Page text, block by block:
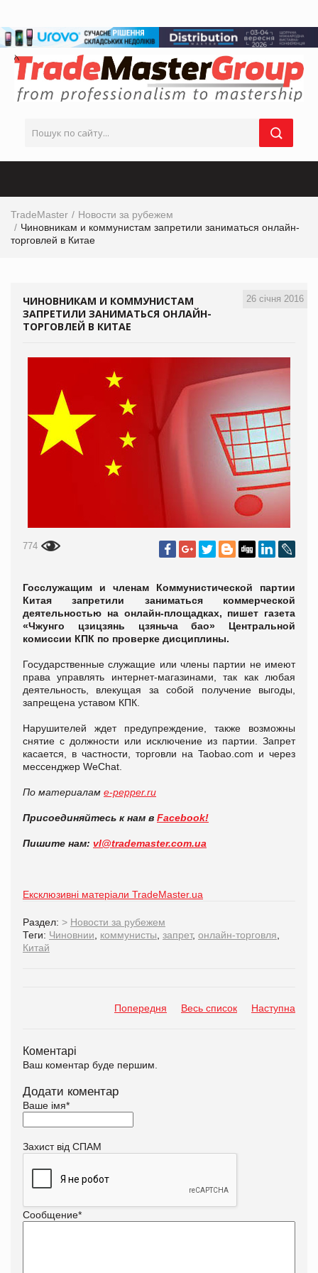
TradeMaster
Новости за рубежем
Чиновникам и коммунистам запретили заниматься онлайн-
торговлей в Китае
26 січня 2016
ЧИНОВНИКАМ И КОММУНИСТАМ
ЗАПРЕТИЛИ ЗАНИМАТЬСЯ ОНЛАЙН-
ТОРГОВЛЕЙ В КИТАЕ
774
Госслужащим и членам Коммунистической партии
Китая запретили заниматься коммерческой
деятельностью на онлайн-площадках, пишет газета
«Чжунго цзицзянь цзяньча бао» Центральной
комиссии КПК по проверке дисциплины.
Государственные служащие или члены партии не имеют
права управлять интернет-магазинами, так как любая
деятельность, влекущая за собой получение выгоды,
запрещена уставом КПК.
Нарушителей ждет предупреждение, также возможны
снятие с должности или исключение из партии. Запрет
касается, в частности, торговли на Taobao.com и через
мессенджер WeChat.
По материалам e-pepper.ru
Присоединяйтесь к нам в Facebook!
Пишите нам: vl@trademaster.com.ua
Ексклюзивні матеріали TradeMaster.ua
Раздел: > Новости за рубежем
Теги: Чиновнии коммунисты запрет, онлайн-торговля
Китай
Попередня Весь список Наступна
Коментарі
Ваш коментар буде першим.
Додати коментар
Ваше імя*
Захист від СПАМ
Сообщение*